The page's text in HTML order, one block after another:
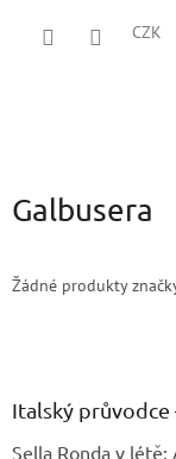
CZK
Galbusera
Žádné produkty
Italský
Sella Ronda v